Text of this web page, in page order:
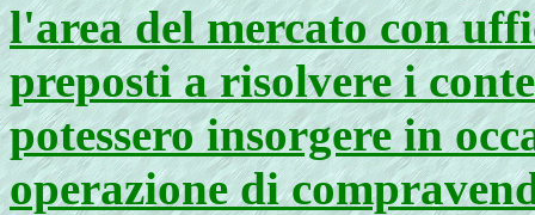
l'area del mercato con
preposti a risolvere i
potessero insorgere in
operazione di